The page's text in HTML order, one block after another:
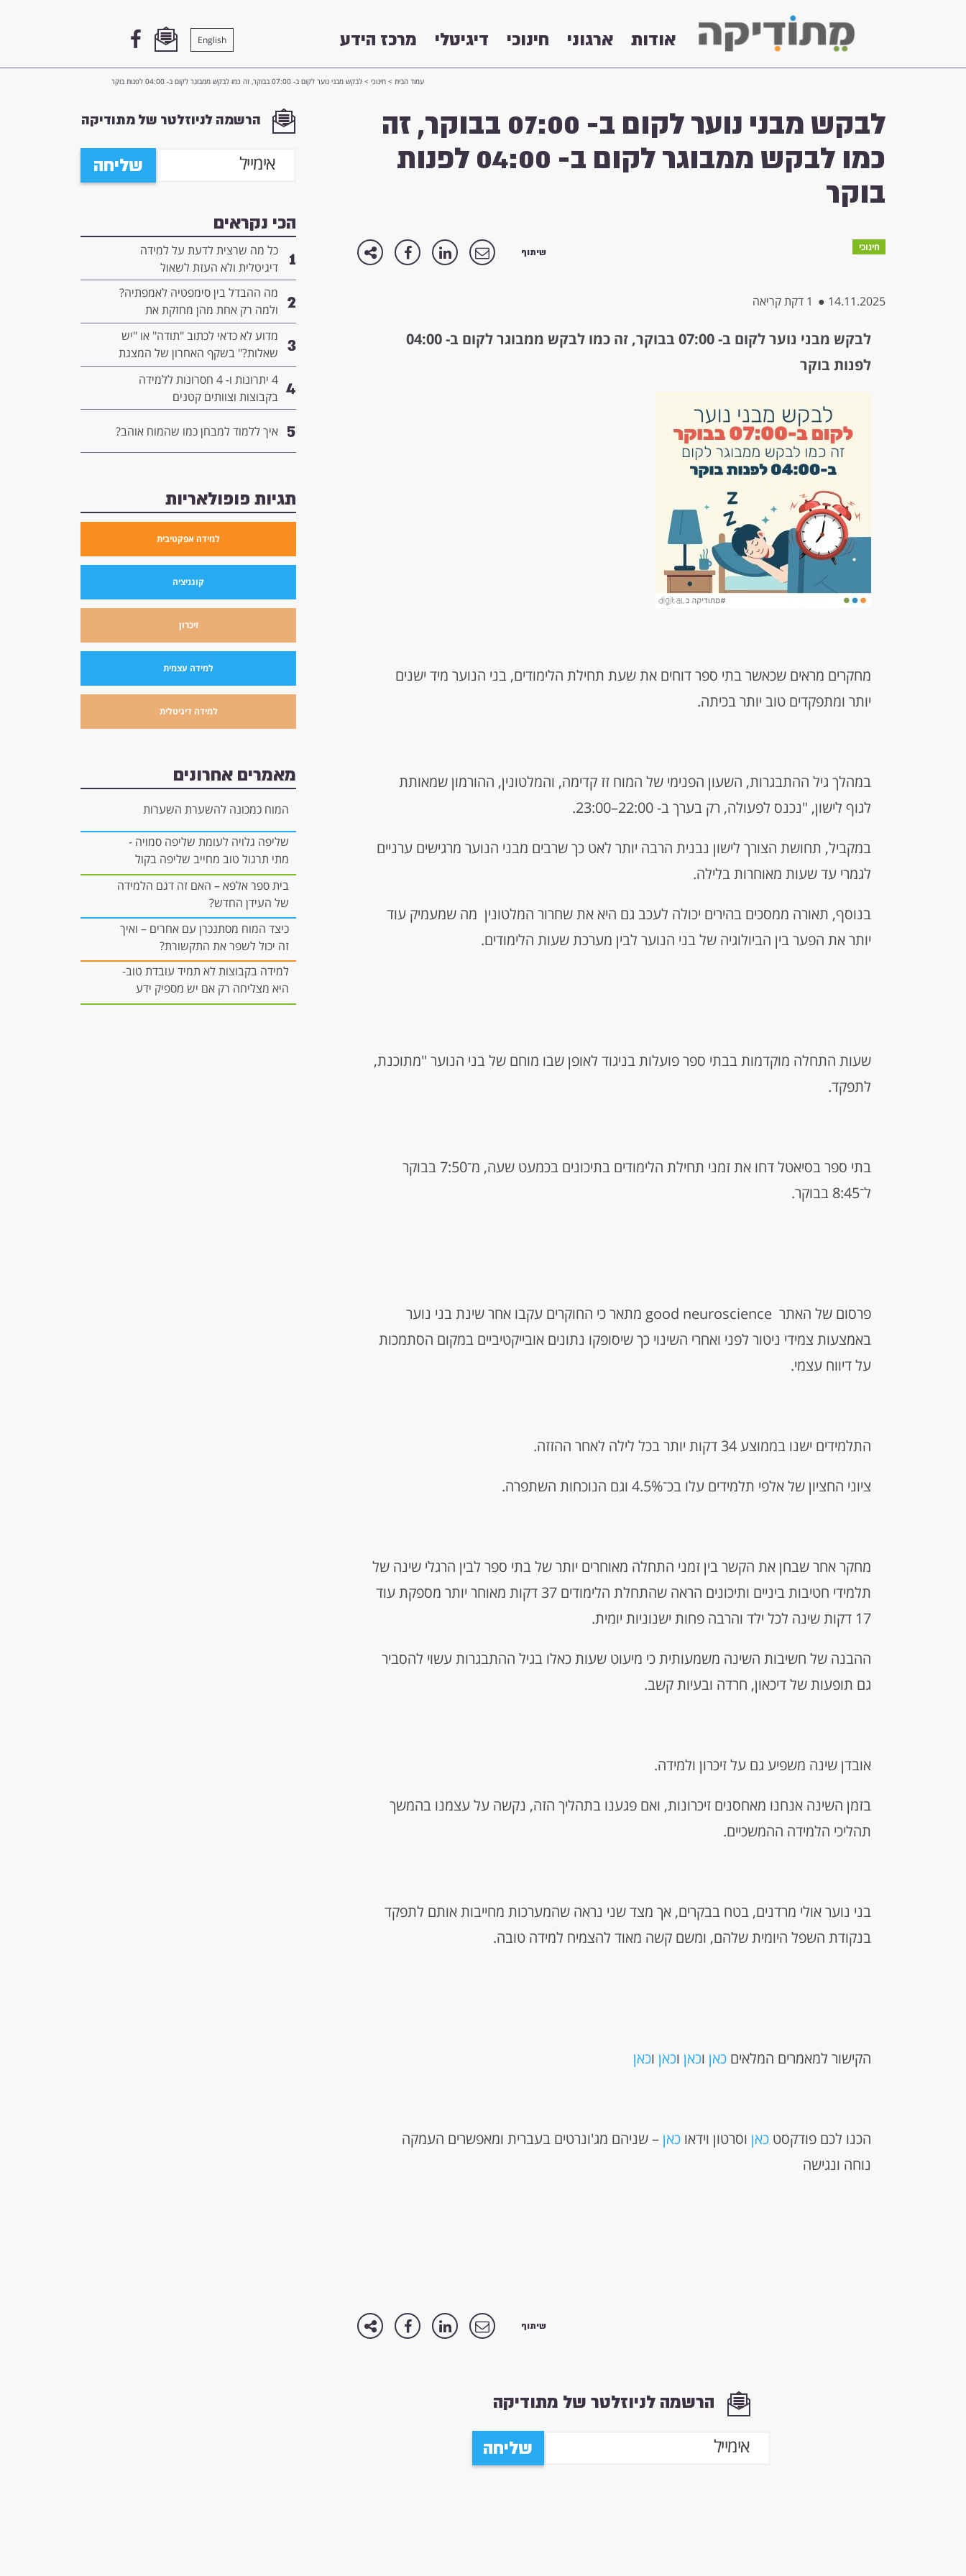
אודות ארגוני חינוכי דיגיטלי מרכז הידע English
עמוד הבית >חינוכי >לבקש מבני נוער לקום ב- 07:00 בבוקר, זה כמו לבקש ממבוגר לקום ב- 04:00 לפנות בוקר
לבקש מבני נוער לקום ב- 07:00 בבוקר, זה
כמו לבקש ממבוגר לקום ב- 04:00 לפנות
בוקר
חינוכי שיתוף
14.11.2025
● 1 דקת קריאה
לבקש מבני נוער לקום ב- 07:00 בבוקר, זה כמו לבקש ממבוגר לקום ב- 04:00
לפנות בוקר
מחקרים מראים שכאשר בתי ספר דוחים את שעת תחילת הלימודים, בני הנוער מיד ישנים
יותר ומתפקדים טוב יותר בכיתה.
במהלך גיל ההתבגרות, השעון הפנימי של המוח זז קדימה, והמלטונין, ההורמון שמאותת
לגוף לישון, "נכנס לפעולה, רק בערך ב- 22:00–23:00.
במקביל, תחושת הצורך לישון נבנית הרבה יותר לאט כך שרבים מבני הנוער מרגישים ערניים
לגמרי עד שעות מאוחרות בלילה.
בנוסף, תאורה ממסכים בהירים יכולה לעכב גם היא את שחרור המלטונין מה שמעמיק עוד
יותר את הפער בין הביולוגיה של בני הנוער לבין מערכת שעות הלימודים.
שעות התחלה מוקדמות בבתי ספר פועלות בניגוד לאופן שבו מוחם של בני הנוער "מתוכנת,
לתפקד.
בתי ספר בסיאטל דחו את זמני תחילת הלימודים בתיכונים בכמעט שעה, מ־7:50 בבוקר
ל־8:45 בבוקר.
פרסום של האתר good neuroscience מתאר כי החוקרים עקבו אחר שינת בני נוער
באמצעות צמידי ניטור לפני ואחרי השינוי כך שיסופקו נתונים אובייקטיביים במקום הסתמכות
על דיווח עצמי.
התלמידים ישנו בממוצע 34 דקות יותר בכל לילה לאחר ההזזה.
ציוני החציון של אלפי תלמידים עלו בכ־4.5% וגם הנוכחות השתפרה.
מחקר אחר שבחן את הקשר בין זמני התחלה מאוחרים יותר של בתי ספר לבין הרגלי שינה של
תלמידי חטיבות ביניים ותיכונים הראה שהתחלת הלימודים 37 דקות מאוחר יותר מספקת עוד
17 דקות שינה לכל ילד והרבה פחות ישנוניות יומית.
ההבנה של חשיבות השינה משמעותית כי מיעוט שעות כאלו בגיל ההתבגרות עשוי להסביר
גם תופעות של דיכאון, חרדה ובעיות קשב.
אובדן שינה משפיע גם על זיכרון ולמידה.
בזמן השינה אנחנו מאחסנים זיכרונות, ואם פגענו בתהליך הזה, נקשה על עצמנו בהמשך
תהליכי הלמידה ההמשכיים.
בני נוער אולי מרדנים, בטח בבקרים, אך מצד שני נראה שהמערכות מחייבות אותם לתפקד
בנקודת השפל היומית שלהם, ומשם קשה מאוד להצמיח למידה טובה.
הקישור למאמרים המלאים כאן וכאן וכאן וכאן
הכנו לכם פודקסט כאן וסרטון וידאו כאן– שניהם מג'ונרטים בעברית ומאפשרים העמקה
נוחה ונגישה
שיתוף
הרשמה לניוזלטר של מתודיקה
שליחה
הרשמה לניוזלטר של מתודיקה
שליחה
הכי נקראים
1
כל מה שרצית לדעת על למידה
דיגיטלית ולא העזת לשאול
2
מה ההבדל בין סימפטיה לאמפתיה?
ולמה רק אחת מהן מחזקת את
המנהיגות שלך
3
מדוע לא כדאי לכתוב "תודה" או "יש
שאלות?" בשקף האחרון של המצגת
שלך- ומה כדאי לשים שם במקום?
4
4 יתרונות ו- 4 חסרונות ללמידה
בקבוצות וצוותים קטנים
5 איך ללמוד למבחן כמו שהמוח אוהב?
תגיות פופולאריות
למידה אפקטיבית
קוגניציה
זיכרון
למידה עצמית
למידה דיגיטלית
מאמרים אחרונים
המוח כמכונה להשערת השערות
שליפה גלויה לעומת שליפה סמויה -
מתי תרגול טוב מחייב שליפה בקול
רם, ומתי הוא יכול להיות "בתוך
הראש"?
בית ספר אלפא – האם זה דגם הלמידה
של העידן החדש?
כיצד המוח מסתנכרן עם אחרים – ואיך
זה יכול לשפר את התקשורת?
למידה בקבוצות לא תמיד עובדת טוב-
היא מצליחה רק אם יש מספיק ידע
להשתתפות משמעותית